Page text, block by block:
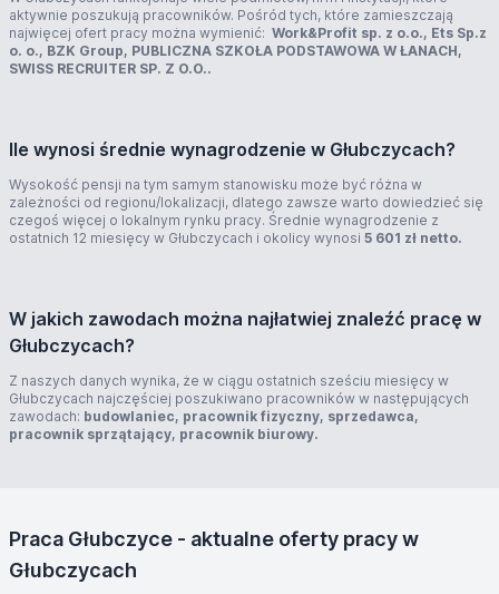
aktywnie poszukują pracowników. Pośród tych, które zamieszczają
najwięcej ofert pracy można wymienić: Work&Profit sp. z o.o., Ets Sp.z
o. o., BZK Group, PUBLICZNA SZKOŁA PODSTAWOWA W ŁANACH,
SWISS RECRUITER SP. Z O.O..
Ile wynosi średnie wynagrodzenie w Głubczycach?
Wysokość pensji na tym samym stanowisku może być różna w
zależności od regionu/lokalizacji, dlatego zawsze warto dowiedzieć się
czegoś więcej o lokalnym rynku pracy. Średnie wynagrodzenie z
ostatnich 12 miesięcy w Głubczycach i okolicy wynosi 5 601 zł netto.
W jakich zawodach można najłatwiej znaleźć pracę w
Głubczycach?
Z naszych danych wynika, że w ciągu ostatnich sześciu miesięcy w
Głubczycach najczęściej poszukiwano pracowników w następujących
zawodach: budowlaniec, pracownik fizyczny, sprzedawca,
pracownik sprzątający, pracownik biurowy.
Praca Głubczyce - aktualne oferty pracy w
Głubczycach